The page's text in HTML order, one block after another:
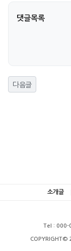
댓글목록
다음글
소개글
Tel : 000-
COPYRIGHT©